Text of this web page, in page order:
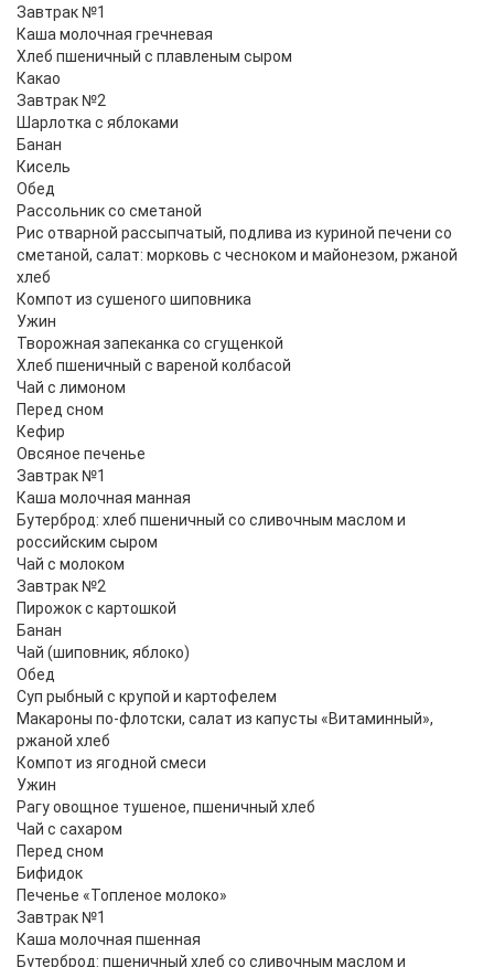
Завтрак №1
Каша молочная гречневая
Хлеб пшеничный с плавленым сыром
Какао
Завтрак №2
Шарлотка с яблоками
Банан
Кисель
Обед
Рассольник со сметаной
Рис отварной рассыпчатый, подлива из куриной печени со
сметаной, салат: морковь с чесноком и майонезом, ржаной
хлеб
Компот из сушеного шиповника
Ужин
Творожная запеканка со сгущенкой
Хлеб пшеничный с вареной колбасой
Чай с лимоном
Перед сном
Кефир
Овсяное печенье
Завтрак №1
Каша молочная манная
Бутерброд: хлеб пшеничный со сливочным маслом и
российским сыром
Чай с молоком
Завтрак №2
Пирожок с картошкой
Банан
Чай (шиповник, яблоко)
Обед
Суп рыбный с крупой и картофелем
Макароны по-флотски, салат из капусты «Витаминный»,
ржаной хлеб
Компот из ягодной смеси
Ужин
Рагу овощное тушеное, пшеничный хлеб
Чай с сахаром
Перед сном
Бифидок
Печенье «Топленое молоко»
Завтрак №1
Каша молочная пшенная
Бутерброд: пшеничный хлеб со сливочным маслом и